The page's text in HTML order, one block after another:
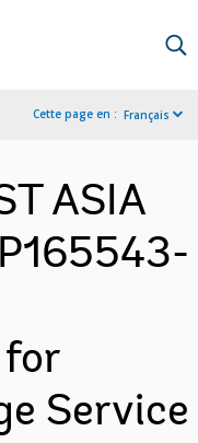
Cette page en : Français
ASIA
Service